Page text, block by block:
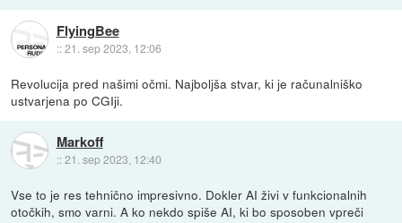
FlyingBee
::21. sep 2023, 12:06
Revolucija pred našimi očmi. Najboljša stvar, ki je računalniško
ustvarjena po CGIji.
Markoff
::21. sep 2023, 12:40
Vse to je res tehnično impresivno. Dokler AI živi v funkcionalnih
otočkih, smo varni. A ko nekdo spiše AI, ki bo sposoben vpreči